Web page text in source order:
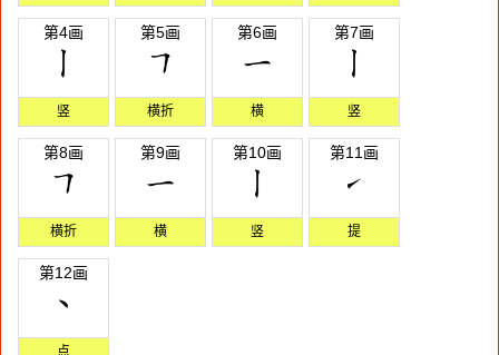
第4画
竖
第5画
横折
第6画
横
第7画
竖
第8画
横折
第9画
横
第10画
竖
第11画
提
第12画
点